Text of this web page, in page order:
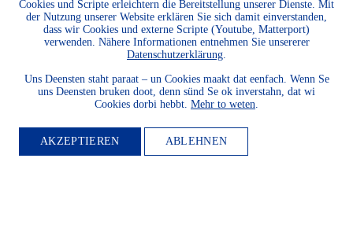
Cookies und Scripte erleichtern die Bereitstellung unserer Dienste. Mit
der Nutzung unserer Website erklären Sie sich damit einverstanden,
dass wir Cookies und externe Scripte (Youtube, Matterport)
verwenden. Nähere Informationen entnehmen Sie unsererer
Datenschutzerklärung
Uns Deensten staht paraat – un Cookies maakt dat eenfach. Wenn Se
uns Deensten bruken doot, denn sünd Se ok inverstahn, dat wi
Cookies dorbi hebbt. Mehr to weten
AKZEPTIEREN ABLEHNEN